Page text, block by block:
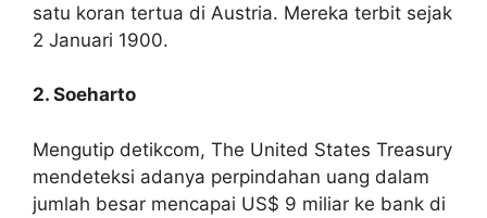
satu koran tertua di Austria. Mereka terbit sejak
2 Januari 1900.
2. Soeharto
Mengutip detikcom, The United States Treasury
mendeteksi adanya perpindahan uang dalam
jumlah besar mencapai US$ 9 miliar ke bank di